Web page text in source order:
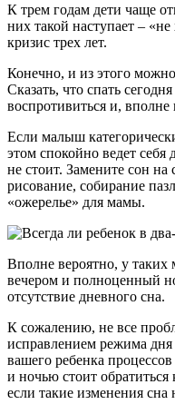
К трем годам дети чаще
них такой наступает –
кризис трех лет.
Конечно, и из этого
Сказать, что спать
воспротивиться и,
Если малыш
этом спокойно ведет себя
не стоит. Замените сон на
рисование, собирание
«ожерелье» для мамы.
Вполне вероятно, у
вечером и полноценный
отсутствие дневного сна.
К сожалению, не все
исправлением режима
вашего ребенка
и ночью стоит
если такие изменения сна